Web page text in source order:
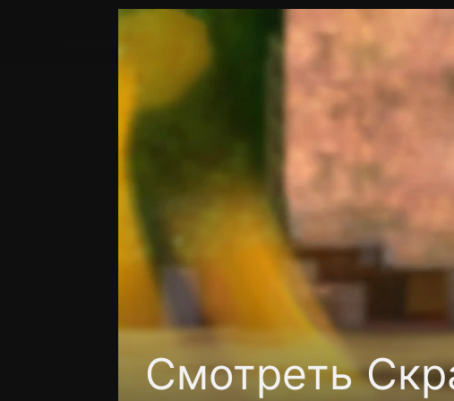
Смотреть
Поддержка:support@24h.tv
Политика